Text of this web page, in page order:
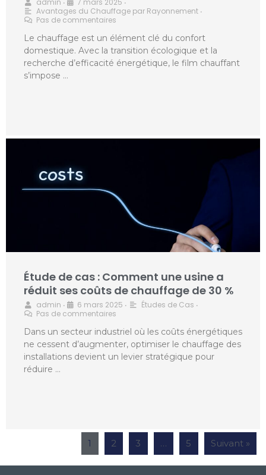
admin • 7 mars 2025 •
Avantages du Chauffage par Rayonnement •
Pas de commentaires
Le chauffage est un élément clé du confort
domestique. Avec la transition écologique et la
recherche d’efficacité énergétique, le film chauffant
s’impose …
Étude de cas : Comment une usine a
réduit ses coûts de chauffage de 30 %
admin • 6 mars 2025 • Études de Cas •
Pas de commentaires
Dans un secteur industriel où les coûts énergétiques
ne cessent d’augmenter, optimiser le chauffage des
installations devient un levier stratégique pour
réduire …
1 2 3 … 5 Suivant »